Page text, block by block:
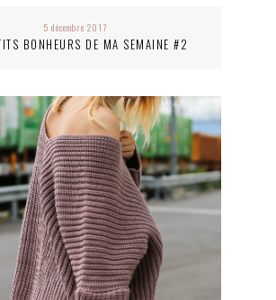
5 décembre 2017
BONHEURS DE MA SEMAINE #2